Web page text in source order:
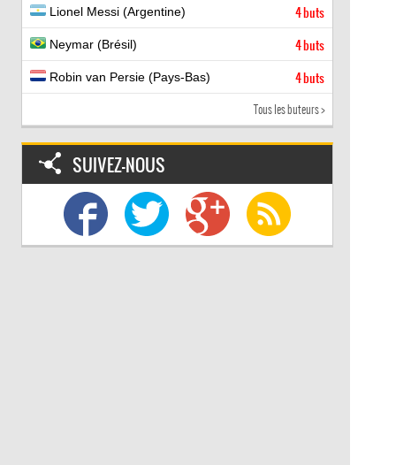
Lionel Messi (Argentine) 4 buts
Neymar (Brésil) 4 buts
Robin van Persie (Pays-Bas) 4 buts
Tous les buteurs >
SUIVEZ-NOUS